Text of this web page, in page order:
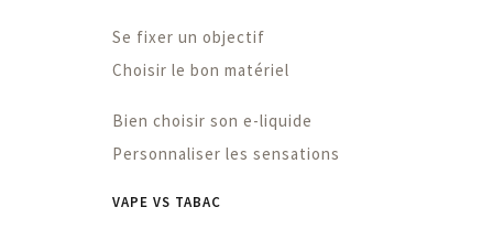
Se fixer un objectif
Choisir le bon matériel
Bien choisir son e-liquide
Personnaliser les sensations
VAPE VS TABAC